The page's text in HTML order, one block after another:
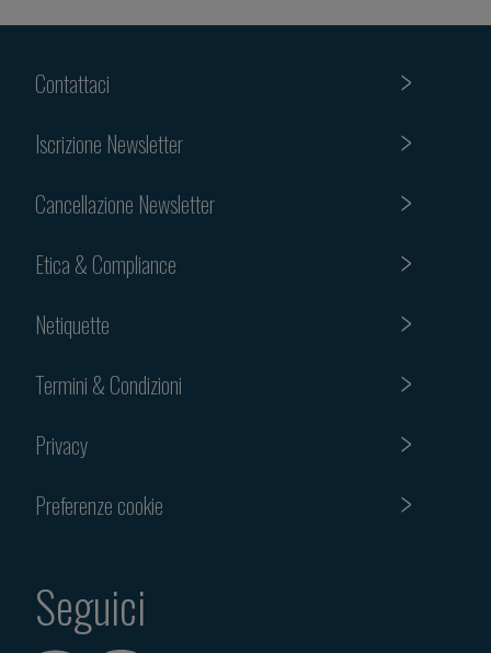
Contattaci
Iscrizione Newsletter
Cancellazione Newsletter
Etica & Compliance
Netiquette
Termini & Condizioni
Privacy
Preferenze cookie
Seguici